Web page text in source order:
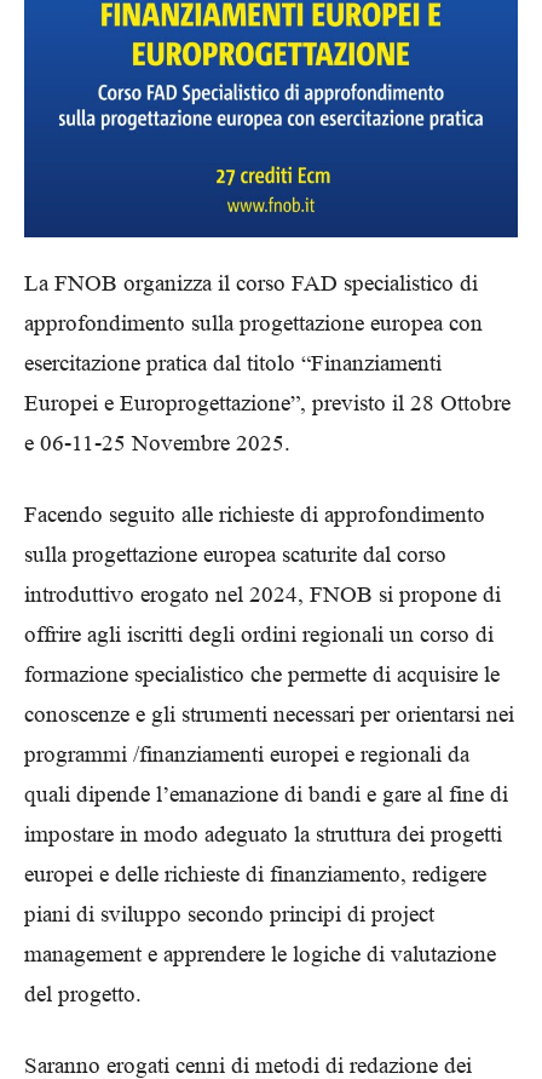
La FNOB organizza il corso FAD specialistico di
approfondimento sulla progettazione europea con
esercitazione pratica dal titolo “Finanziamenti
Europei e Europrogettazione”, previsto il 28 Ottobre
e 06-11-25 Novembre 2025.
Facendo seguito alle richieste di approfondimento
sulla progettazione europea scaturite dal corso
introduttivo erogato nel 2024, FNOB si propone di
offrire agli iscritti degli ordini regionali un corso di
formazione specialistico che permette di acquisire le
conoscenze e gli strumenti necessari per orientarsi nei
programmi /finanziamenti europei e regionali da
quali dipende l’emanazione di bandi e gare al fine di
impostare in modo adeguato la struttura dei progetti
europei e delle richieste di finanziamento, redigere
piani di sviluppo secondo principi di project
management e apprendere le logiche di valutazione
del progetto.
Saranno erogati cenni di metodi di redazione dei